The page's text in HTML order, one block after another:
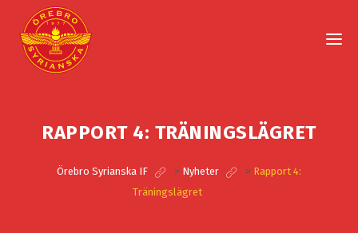
RAPPORT 4: TRÄNINGSLÄGRET
Örebro Syrianska IF > Nyheter > Rapport 4:
Träningslägret